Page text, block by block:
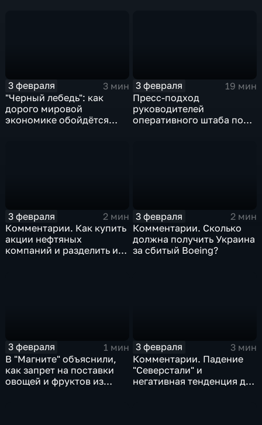
3 февраля
3 мин
"Черный лебедь": как
дорого мировой
экономике обойдётся
3 февраля
19 мин
Пресс-подход
руководителей
оперативного штаба по
3 февраля
2 мин
Комментарии. Как купить
акции нефтяных
компаний и разделить их
3 февраля
2 мин
Комментарии. Сколько
должна получить Украина
за сбитый Boeing?
3 февраля
1 мин
В "Магните" объяснили,
как запрет на поставки
овощей и фруктов из
3 февраля
3 мин
Комментарии. Падение
"Северстали" и
негативная тенденция для